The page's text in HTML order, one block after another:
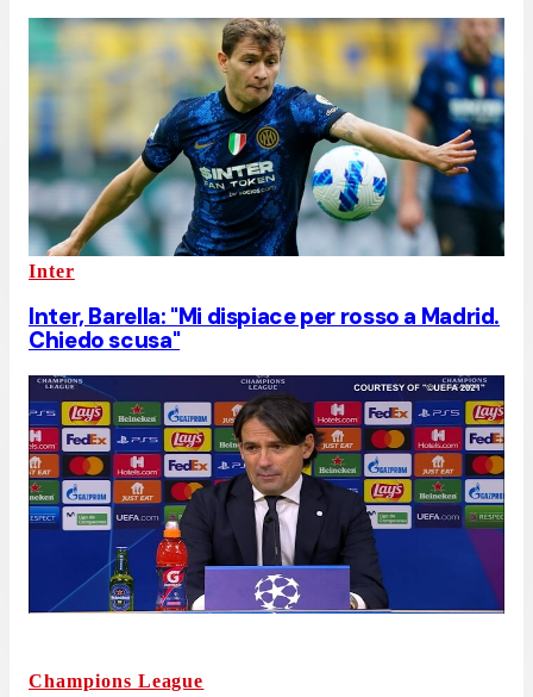
Inter
Inter, Barella: "Mi dispiace per rosso a Madrid.
Chiedo scusa"
Champions League